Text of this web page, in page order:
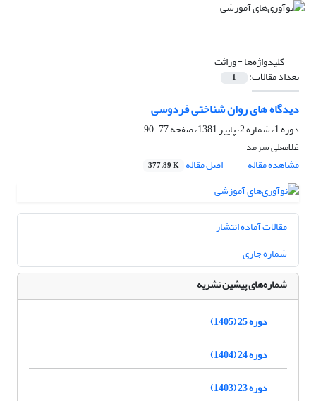
کلیدواژه‌ها =وراثت
تعداد مقالات: 1
دیدگاه های روان شناختی فردوسی
دوره 1، شماره 2، پاییز 1381، صفحه
77-90
غلامعلی سرمد
مشاهده مقاله
اصل مقاله 377.89 K
مقالات آماده انتشار
شماره جاری
شماره‌های پیشین نشریه
دوره 25 (1405)
دوره 24 (1404)
دوره 23 (1403)